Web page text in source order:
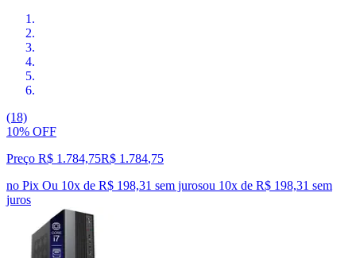
(18)
10% OFF
Preço R$ 1.784,75R$ 1.784,75
no Pix Ou 10x de R$ 198,31 sem jurosou 10x de R$ 198,31 sem
juros